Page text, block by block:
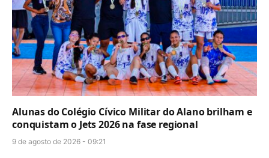
Alunas do Colégio Cívico Militar do Alano brilham e
conquistam o Jets 2026 na fase regional
9 de agosto de 2026 - 09:21